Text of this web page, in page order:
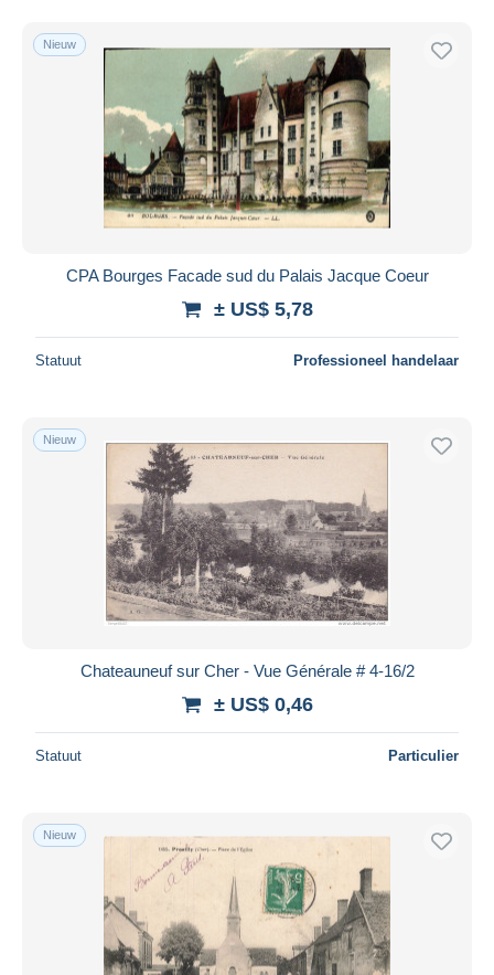
Nieuw
CPA Bourges Facade sud du Palais Jacque Coeur
± US$ 5,78
Statuut Professioneel handelaar
Nieuw
Chateauneuf sur Cher - Vue Générale # 4-16/2
± US$ 0,46
Statuut Particulier
Nieuw